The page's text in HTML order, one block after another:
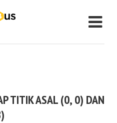
TITIK ASAL (0, 0) DAN